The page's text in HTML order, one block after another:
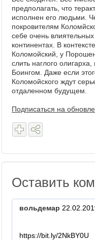
предполагать, что
исполнен его людьми.
покровителям
себе очень
континентах. В
Коломойский, у
слить наглого
Боингом. Даже если
Коломойского ждут
отдаленном будущем.
Подписаться на
Оставить
вольдемар
https://bit.ly/2NkBY0U